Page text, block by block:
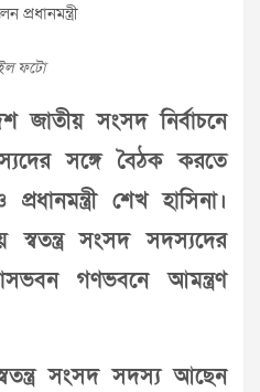
ফটো
জাতীয় সংসদ নির্বাচনে
সঙ্গে বৈঠক করতে
শেখ হাসিনা।
স্বতন্ত্র সংসদ সদস্যদের
গণভবনে আমন্ত্রণ
সংসদ সদস্য আছেন